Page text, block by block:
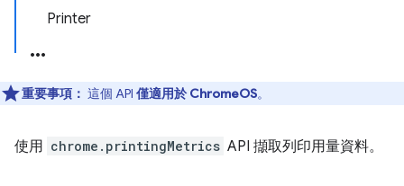
Printer
重要事項： 這個 API 僅適用於 ChromeOS。
使用 chrome.printingMetrics API 擷取列印用量資料。